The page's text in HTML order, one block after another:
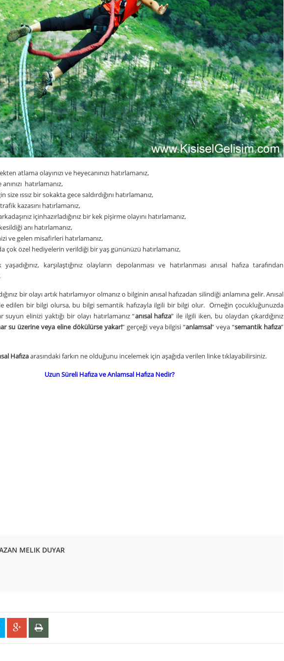
atlama olayınızı ve heyecanınızı hatırlamanız,
hatırlamanız,
size ıssız bir sokakta gece saldırdığını hatırlamanız,
kazasını hatırlamanız,
içinhazırladığınız bir kek pişirme olayını hatırlamanız,
anı hatırlamanız,
ve gelen misafirleri hatırlamanız,
çok özel hediyelerin verildiği bir yaş gününüzü hatırlamanız,
karşılaştığınız olayların depolanması ve hatırlanması anısal hafıza tarafından
bir olayı artık hatırlamıyor olmanız o bilginin anısal hafızadan silindiği anlamına gelir. Anısal
edilen bir bilgi olursa, bu bilgi semantik hafızayla ilgili bir bilgi olur. Örneğin çocukluğunuzda
elinizi yaktığı bir olayı hatırlamanız “anısal hafıza” ile ilgili iken, bu olaydan çıkardığınız
su üzerine veya eline dökülürse yakar!” gerçeği veya bilgisi “anlamsal” veya “semantik hafıza”
Hafızaarasındaki farkın ne olduğunu incelemek için aşağıda verilen linke tıklayabilirsiniz.
Uzun Süreli Hafıza ve Anlamsal Hafıza Nedir?
MELIK DUYAR